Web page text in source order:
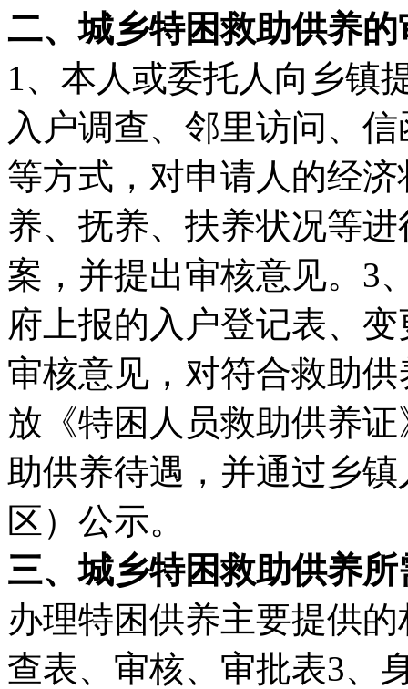
二、城乡特困救助供养
1、本人或委托人向乡镇
入户调查、邻里访问、
等方式，对申请人的经
养、抚养、扶养状况等
案，并提出审核意见。3
府上报的入户登记表、
审核意见，对符合救助
放《特困人员救助供养
助供养待遇，并通过乡
区）公示。
三、城乡特困救助供养
办理特困供养主要提供
查表、审核、审批表3、